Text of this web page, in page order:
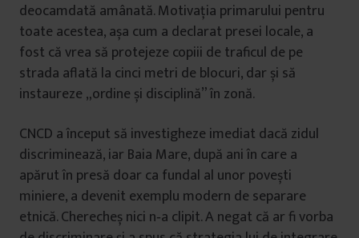
deocamdată amânată. Motivația primarului pentru
toate acestea, așa cum a declarat presei locale, a
fost că vrea să protejeze copiii de traficul de pe
strada aflată la cinci metri de blocuri, dar și să
instaureze „ordine și disciplină” în zonă.
CNCD a început să investigheze imediat dacă zidul
discriminează, iar Baia Mare, după ani în care a
apărut în presă doar ca fundal al unor povești
miniere, a devenit exemplu modern de separare
etnică. Cherecheș nici n‑a clipit. A negat că ar fi vorba